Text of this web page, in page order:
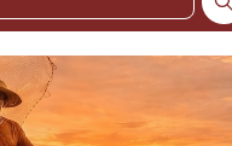
Pesquisar